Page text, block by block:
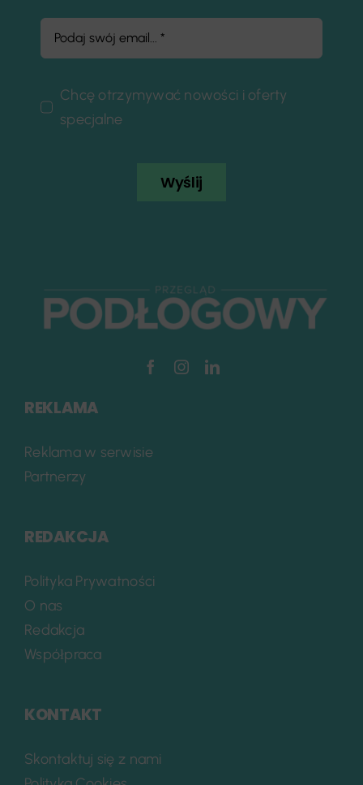
Chcę otrzymywać nowości i oferty
specjalne
Wyślij
REKLAMA
Reklama w serwisie
Partnerzy
REDAKCJA
Polityka Prywatności
O nas
Redakcja
Współpraca
KONTAKT
Skontaktuj się z nami